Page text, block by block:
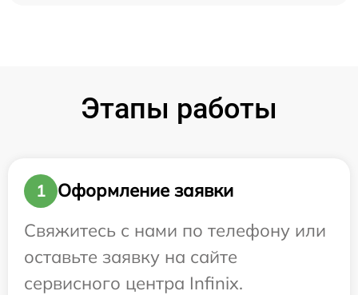
Этапы работы
1
Оформление заявки
Свяжитесь с нами по телефону или
оставьте заявку на сайте
сервисного центра Infinix.